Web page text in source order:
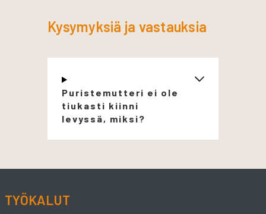
Kysymyksiä ja vastauksia
Puristemutteri ei ole
tiukasti kiinni
levyssä, miksi?
TYÖKALUT